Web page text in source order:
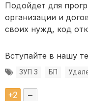
Подойдет для
организации и
своих нужд, код
Вступайте в нашу
ЗУП 3 БП
+2 –